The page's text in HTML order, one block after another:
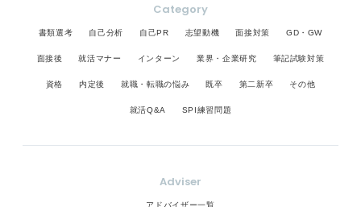
Category
書類選考 自己分析 自己PR 志望動機 面接対策 GD・GW
面接後 就活マナー インターン 業界・企業研究 筆記試験対策
資格 内定後 就職・転職の悩み 既卒 第二新卒 その他
就活Q&A SPI練習問題
Adviser
アドバイザー一覧